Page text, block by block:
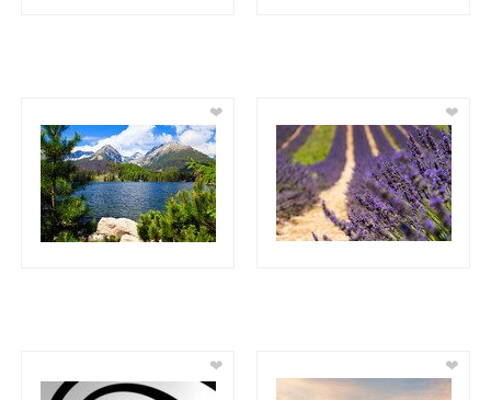
❤ ❤
❤ ❤